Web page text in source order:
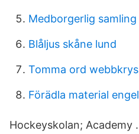
Medborgerlig
Blåljus skåne lund
Tomma ord
Förädla material
Hockeyskolan; Academy